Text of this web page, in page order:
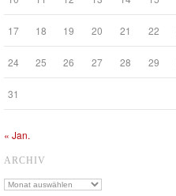
17 18 19 20 21 22
24 25 26 27 28 29
31
« Jan.
ARCHIV
Archiv